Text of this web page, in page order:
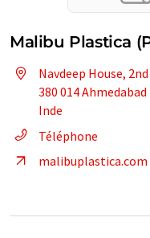
Malibu Plastica
Navdeep House,
380 014 Ahmedabad
Inde
Téléphone
malibuplastica.com